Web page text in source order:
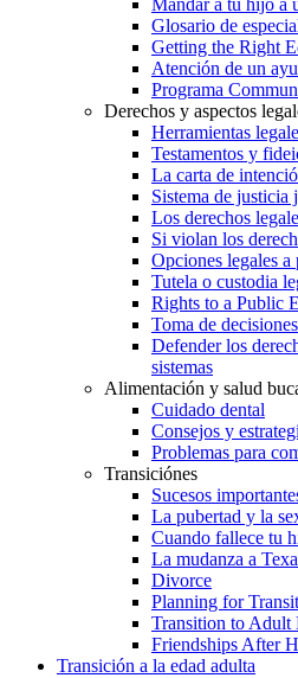
Glosario de
Getting the Right
Atención de un
Programa
Derechos y aspectos
Herramientas
Testamentos y
La carta de
Sistema de justicia
Los derechos
Si violan los
Opciones legales
Tutela o custodia
Rights to a Public
Toma de
Defender los
sistemas
Alimentación y salud
Cuidado dental
Consejos y
Problemas para
Transiciónes
Sucesos
La pubertad y la
Cuando fallece tu
La mudanza a
Divorce
Planning for
Transition to Adult
Friendships After
Transición a la edad adulta